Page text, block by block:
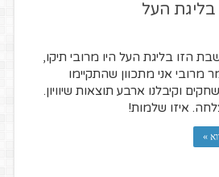
הזו בליגת העל היו מרובי תיקו,
מרובי אני מתכוון שהתקיימו
וקיבלנו ארבע תוצאות שיוויון.
»